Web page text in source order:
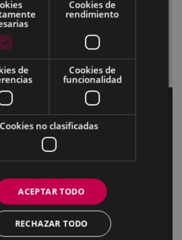
Cookies de
rendimiento
de
Cookies de
funcionalidad
Cookies no clasificadas
ACEPTAR TODO
RECHAZAR TODO